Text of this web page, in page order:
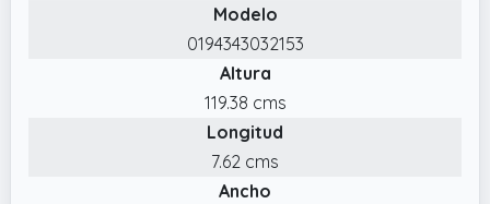
ranuras para pendientes
✔️ Montado en la pared o en la puerta
Puedes montar el organizador de joyas en la
pared con los tornillos suministrados o
colgar este armario de joyas sobre la puerta
utilizando los soportes incluidos. Aprovecha
tu valioso espacio de cualquier manera
Modelo
0194343032153
Altura
119.38 cms
Longitud
7.62 cms
Ancho